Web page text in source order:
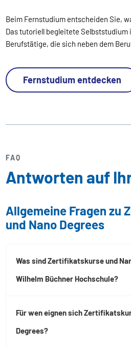
Beim Fernstudium entscheiden Sie,
Das tutoriell begleitete Selbststudium
Berufstätige, die sich neben dem
Fernstudium entdecken
FAQ
Antworten auf
Allgemeine Fragen zu
und Nano Degrees
Was sind Zertifikatskurse und
Wilhelm Büchner Hochschule?
Für wen eignen sich
Degrees?